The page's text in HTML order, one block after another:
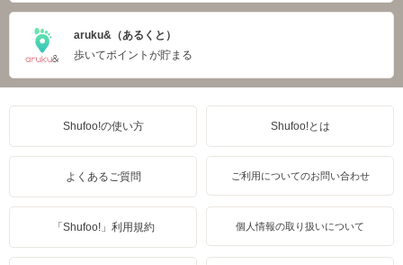
aruku&（あるくと）
歩いてポイントが貯まる
Shufoo!の使い方 Shufoo!とは
よくあるご質問 ご利用についてのお問い合わせ
「Shufoo!」利用規約 個人情報の取り扱いについて